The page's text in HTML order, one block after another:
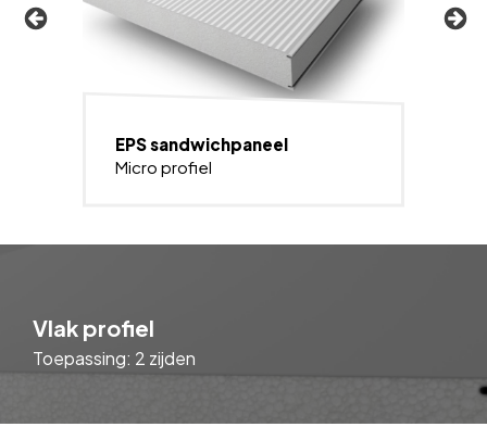
EPS sandwichpaneel
Micro profiel
Vlak profiel
Toepassing: 2 zijden